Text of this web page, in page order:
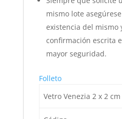
mismo lote
existencia del mismo
confirmación escrita
mayor seguridad.
Folleto
Vetro Venezia 2 x 2